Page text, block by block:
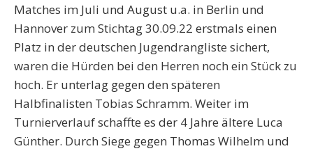
Matches im Juli und August u.a. in Berlin und
Hannover zum Stichtag 30.09.22 erstmals einen
Platz in der deutschen Jugendrangliste sichert,
waren die Hürden bei den Herren noch ein Stück zu
hoch. Er unterlag gegen den späteren
Halbfinalisten Tobias Schramm. Weiter im
Turnierverlauf schaffte es der 4 Jahre ältere Luca
Günther. Durch Siege gegen Thomas Wilhelm und